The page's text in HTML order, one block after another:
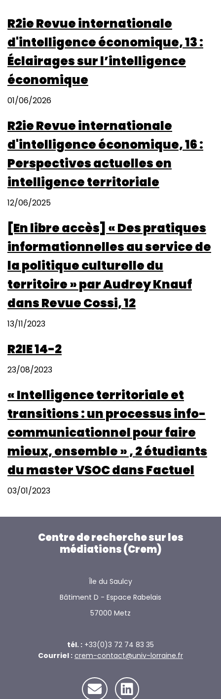
R2ie Revue internationale
d'intelligence économique, 13 :
Éclairages sur l’intelligence
économique
01/06/2026
R2ie Revue internationale
d'intelligence économique, 16 :
Perspectives actuelles en
intelligence territoriale
12/06/2025
[En libre accès] « Des pratiques
informationnelles au service de
la politique culturelle du
territoire » par Audrey Knauf
dans Revue Cossi, 12
13/11/2023
R2IE 14-2
23/08/2023
« Intelligence territoriale et
transitions : un processus info-
communicationnel pour faire
mieux, ensemble » , 2 étudiants
du master VSOC dans Factuel
03/01/2023
Centre de recherche sur les
médiations (Crem)
Île du Saulcy
Bâtiment D - Espace Rabelais
57000 Metz
tél. : +33(0)3 72 74 83 35
Courriel : crem-contact@univ-lorraine.fr